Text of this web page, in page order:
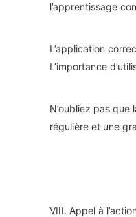
l’apprentissage
L’application
L’importance
N’oubliez pas
régulière et une
VIII. Appel à l’action